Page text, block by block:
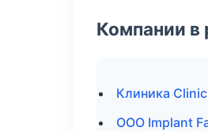
Компании в
Клиника
ООО Implant